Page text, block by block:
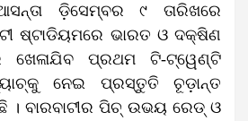
ଡ଼ିସେମ୍ବର ୯ ତାରିଖରେ
ଷ୍ଟାଡିୟମରେ ଭାରତ ଓ ଦକ୍ଷିଣ
ଖେଳାଯିବ ପ୍ରଥମ ଟି-ଟ୍ୱେଣ୍ଟି
ନେଇ ପ୍ରସ୍ତୁତି ଚୂଡ଼ାନ୍ତ
। ବାରବାଟୀର ପିଚ୍ ଉଭୟ ରେଡ୍ ଓ